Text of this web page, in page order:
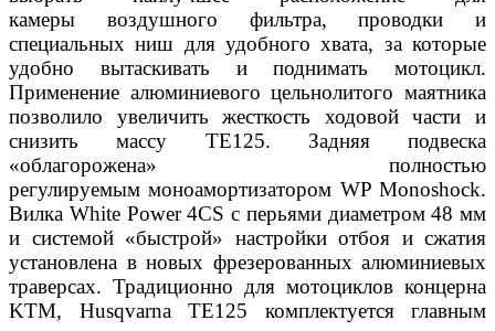
камеры воздушного фильтра, проводки и
специальных ниш для удобного хвата, за которые
удобно вытаскивать и поднимать мотоцикл.
Применение алюминиевогоцельнолитого маятника
позволило увеличить жесткость ходовой части и
снизить массу TE125. Задняя подвеска
«облагорожена» полностью
регулируемыммоноамортизатором WP Monoshock.
Вилка White Power 4CS с перьями диаметром 48 мм
и системой «быстрой» настройки отбоя и сжатия
установлена в новых фрезерованных алюминиевых
траверсах. Традиционно для мотоциклов концерна
KTM, Husqvarna TE125 комплектуется главным